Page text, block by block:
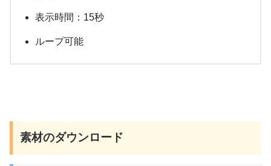
表示時間：15秒
ループ可能
素材のダウンロード